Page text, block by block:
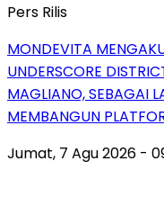
Pers Rilis
MONDEVITA
UNDERSCORE
MAGLIANO, SEBAGAI
MEMBANGUN
Jumat, 7 Agu 2026 -